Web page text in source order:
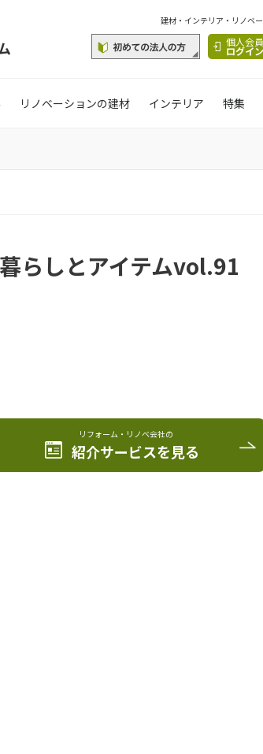
建材・インテリア・リノベ
個人会員
ログイン
リノベーションの建材 インテリア 特集
らしとアイテムvol.91
リフォーム・リノベ会社の
紹介サービスを見る